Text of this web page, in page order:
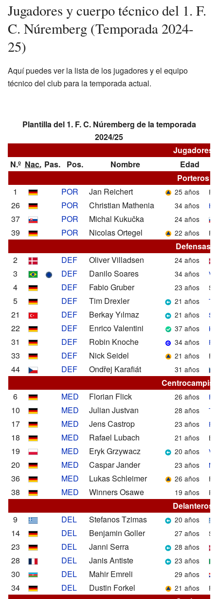
Jugadores y cuerpo técnico del 1. F.
C. Núremberg (Temporada 2024-
25)
Aquí puedes ver la lista de los jugadores y el equipo
técnico del club para la temporada actual.
Plantilla del 1. F. C. Núremberg de la temporada
2024/25
Jugadores
N.º Nac. Pas. Pos. Nombre
Edad
Porteros
1
POR Jan Reichert 25 años
26 POR Christian Mathenia 34 años
37 POR Michal Kukučka 24 años
39 POR Nicolas Ortegel 22 años
Defensas
2
DEF Oliver Villadsen 24 años
3 DEF Danilo Soares 34 años V.
4 DEF Fabio Gruber 23 años S.
5 DEF Tim Drexler 21 años T.
21 DEF Berkay Yılmaz 21 años S.
22 DEF Enrico Valentini 37 años
31 DEF Robin Knoche 34 años F.
33 DEF Nick Seidel 21 años
44 DEF Ondřej Karafiát 31 años
6
MED Florian Flick 26 años F.
10 MED Julian Justvan 28 años T.
17 MED Jens Castrop 23 años F.
18 MED Rafael Lubach 21 años
19 MED Eryk Grzywacz 20 años V.
20 MED Caspar Jander 23 años
36 MED Lukas Schleimer 26 años
38 MED Winners Osawe 19 años R.
Delanteros
9
DEL Stefanos Tzimas 20 años
14 DEL Benjamin Goller 27 años S.
23 DEL Janni Serra 28 años
28 DEL Janis Antiste 23 años
30 DEL Mahir Emreli 29 años
34 DEL Dustin Forkel 21 años